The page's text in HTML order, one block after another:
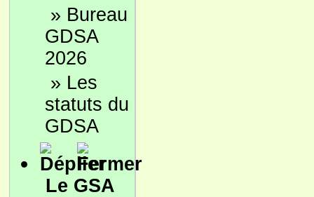
» Bureau
GDSA
2026
» Les
statuts du
GDSA
Le GSA